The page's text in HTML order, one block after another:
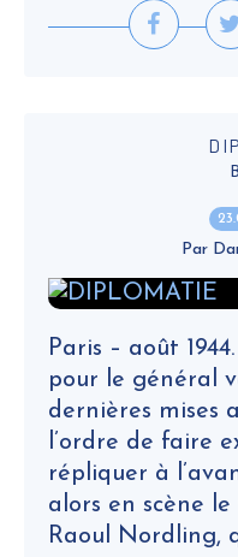
Par
Paris – août
pour le général
dernières mises
l’ordre de faire
répliquer à
alors en scène le
Raoul Nordling,